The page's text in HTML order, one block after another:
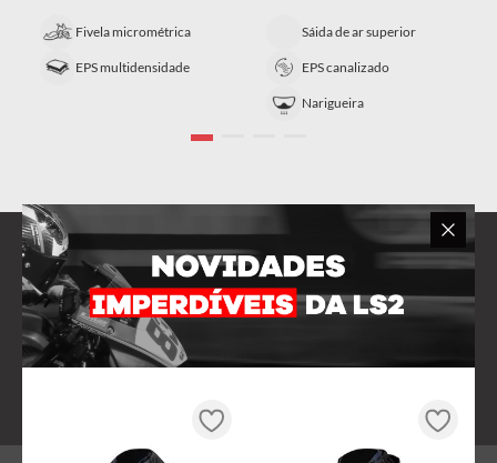
Fivela micrométrica
EPS multidensidade
Sáida de ar superior
EPS canalizado
Narigueira